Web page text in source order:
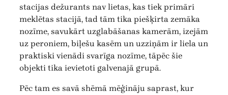
stacijas dežurants nav lietas, kas tiek primāri
meklētas stacijā, tad tām tika piešķirta zemāka
nozīme, savukārt uzglabāšanas kamerām, izejām
uz peroniem, biļešu kasēm un uzziņām ir liela un
praktiski vienādi svarīga nozīme, tāpēc šie
objekti tika ievietoti galvenajā grupā.
Pēc tam es savā shēmā mēģināju saprast, kur